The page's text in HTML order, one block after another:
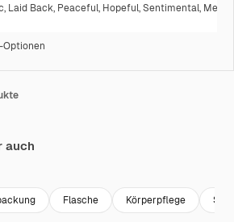
, Laid Back, Peaceful, Hopeful,Sentimental,
-Optionen
auch
Flasche Körperpflege